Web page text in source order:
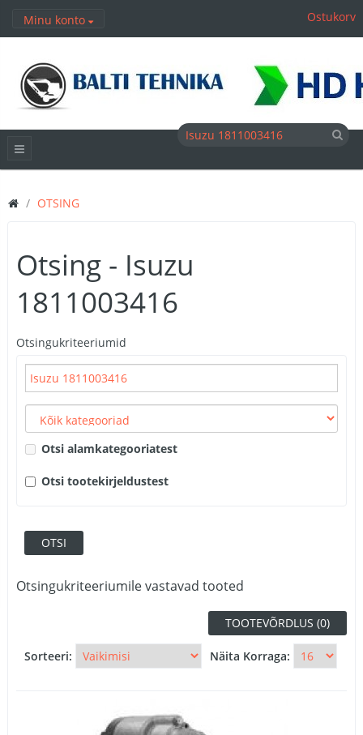
Minu konto Ostukorv
OTSING
Otsing - Isuzu
1811003416
Otsingukriteeriumid
Otsi alamkategooriatest
Otsi tootekirjeldustest
Otsingukriteeriumile vastavad tooted
TOOTEVÕRDLUS (0)
Sorteeri: Näita Korraga: